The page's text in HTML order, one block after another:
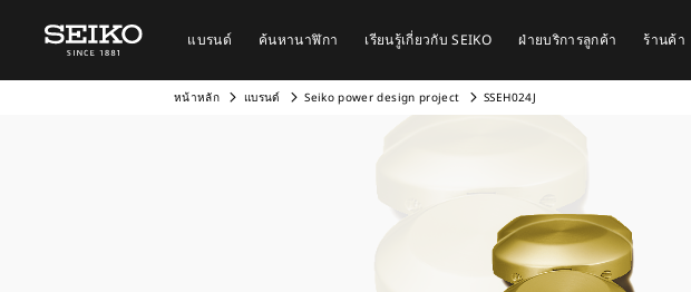
แบรนด์ ค้นหานาฬิกา เรียนรู้เกี่ยวกับ SEIKO ฝ่ายบริการลูกค้า ร้านค้า
หน้าหลัก แบรนด์ Seiko power design project SSEH024J